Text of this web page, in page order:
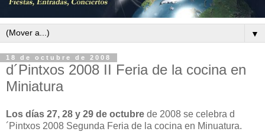
▼
18 de octubre de 2008
d´Pintxos 2008 II Feria de la cocina en
Miniatura
Los días 27, 28 y 29 de octubre de 2008 se celebra d
´Pintxos 2008 Segunda Feria de la cocina en Minuatura.